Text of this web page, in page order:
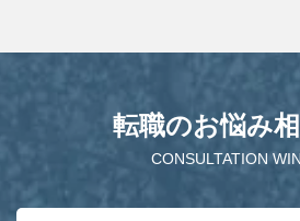
CONSULTATION
転職のお悩み